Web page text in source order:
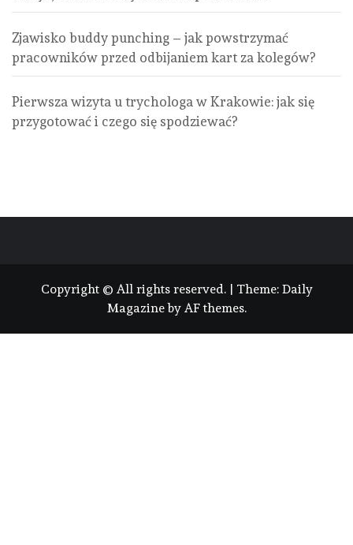
Zjawisko buddy punching – jak powstrzymać
pracowników przed odbijaniem kart za kolegów?
Pierwsza wizyta u trychologa w Krakowie: jak się
przygotować i czego się spodziewać?
Copyright © All rights reserved. | Theme: Daily
Magazineby AF themes.